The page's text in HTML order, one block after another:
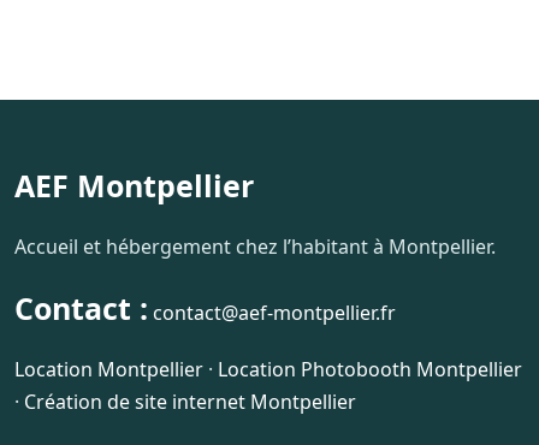
AEF Montpellier
Accueil et hébergement chez l’habitant à Montpellier.
Contact : contact@aef-montpellier.fr
Location Montpellier · Location Photobooth Montpellier
· Création de site internet Montpellier